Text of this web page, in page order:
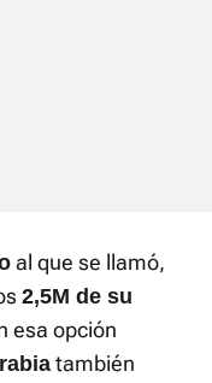
al que se llamó,
2,5M de su
esa opción
también